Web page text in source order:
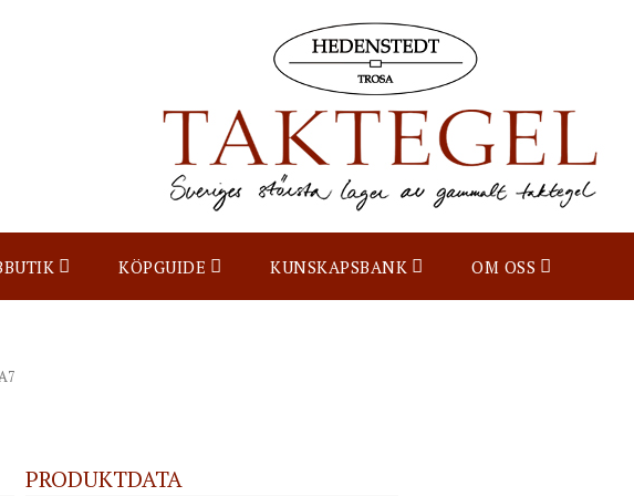
KÖPGUIDE KUNSKAPSBANK OM OSS
PRODUKTDATA